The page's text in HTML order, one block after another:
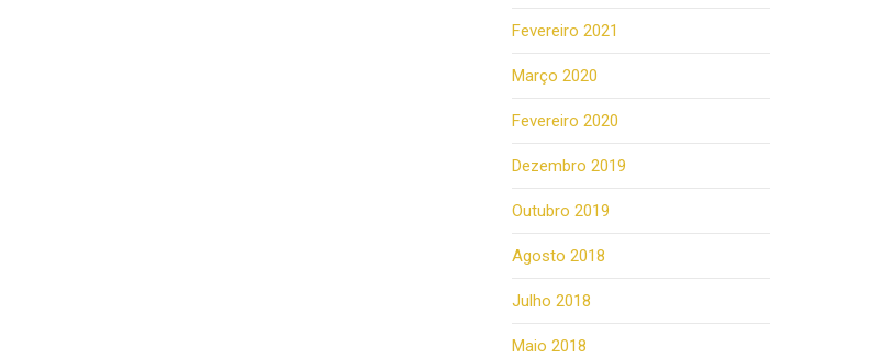
Fevereiro 2021
Março 2020
Fevereiro 2020
Dezembro 2019
Outubro 2019
Agosto 2018
Julho 2018
Maio 2018